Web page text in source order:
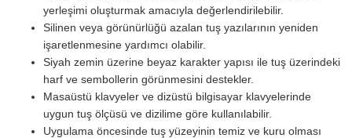
yerleşimi oluşturmak amacıyla değerlendirilebilir.
Silinen veya görünürlüğü azalan tuş yazılarının yeniden
işaretlenmesine yardımcı olabilir.
Siyah zemin üzerine beyaz karakter yapısı ile tuş üzerindeki
harf ve sembollerin görünmesini destekler.
Masaüstü klavyeler ve dizüstü bilgisayar klavyelerinde
uygun tuş ölçüsü ve dizilime göre kullanılabilir.
Uygulama öncesinde tuş yüzeyinin temiz ve kuru olması